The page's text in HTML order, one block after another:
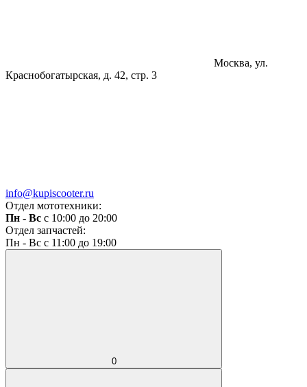
Москва, ул.
Краснобогатырская, д. 42, стр. 3
info@kupiscooter.ru
Отдел мототехники:
Пн - Вс с 10:00 до 20:00
Отдел запчастей:
Пн - Вс с 11:00 до 19:00
0